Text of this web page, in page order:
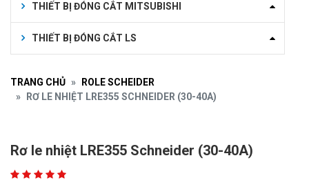
THIẾT BỊ ĐÓNG CẮT MITSUBISHI
THIẾT BỊ ĐÓNG CẮT LS
TRANG CHỦ
ROLE SCHEIDER
RƠ LE NHIỆT LRE355 SCHNEIDER (30-40A)
Rơ le nhiệt LRE355 Schneider (30-40A)